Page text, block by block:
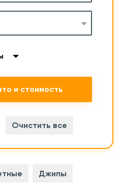
и стоимость
Очистить все
Джипы